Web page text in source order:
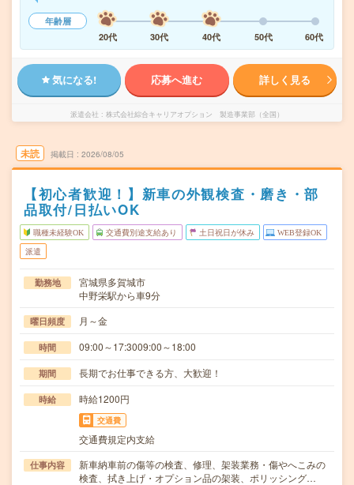
年齢層
20代
30代 40代 50代 60代
気になる! 応募へ進む 詳しく見る
派遣会社 株式会社綜合キャリアオプション 製造事業部（全国）
未読 掲載日 2026/08/05
【初心者歓迎！】新車の外観検査・磨き・部
品取付/日払いOK
職種未経験OK 交通費別途支給あり 土日祝日が休み WEB登録OK
派遣
勤務地
宮城県多賀城市
中野栄駅から車9分
曜日頻度 月～金
時間 09:00～17:3009:00～18:00
期間 長期でお仕事できる方、大歓迎！
時給 時給1200円
交通費
交通費規定内支給
仕事内容
新車納車前の傷等の検査、修理、架装業務・傷やへこみの
検査、拭き上げ・オプション品の架装、ポリッシング…